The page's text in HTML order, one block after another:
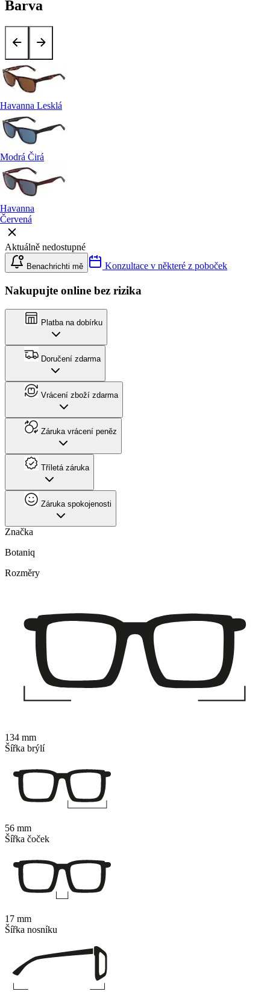
Barva
Havanna Lesklá
Modrá Čirá
Havanna
Červená
Aktuálně nedostupné
Benachrichti mě Konzultace v některé z poboček
Nakupujte online bez rizika
Platba na dobírku
Doručení zdarma
Vrácení zboží zdarma
Záruka vrácení peněz
Tříletá záruka
Záruka spokojenosti
Značka
Botaniq
Rozměry
134 mm
Šířka brýlí
56 mm
Šířka čoček
17 mm
Šířka nosníku